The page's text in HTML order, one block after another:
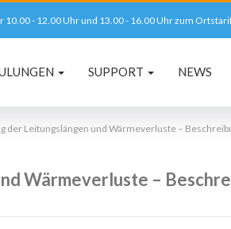
10.00 - 12.00 Uhr und 13.00 - 16.00 Uhr zum
SUPPORT NEWS
der Leitungslängen und Wärmeverluste –
Wärmeverluste –